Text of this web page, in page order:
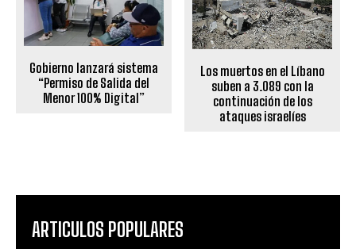
Gobierno lanzará sistema
“Permiso de Salida del
Menor 100% Digital”
Los muertos en el Líbano
suben a 3.089 con la
continuación de los
ataques israelíes
ARTICULOS POPULARES